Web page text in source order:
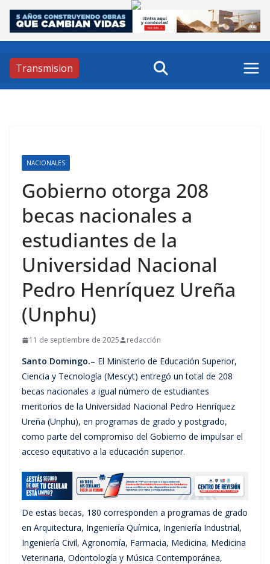
Skip
content
Transmision
NACIONALES
Gobierno otorga 208
becas nacionales a
estudiantes de la
Universidad Nacional
Pedro Henríquez Ureña
(Unphu)
11 de septiembre de 2025 redacción
Santo Domingo.– El Ministerio de Educación Superior,
Ciencia y Tecnología (Mescyt) entregó un total de 208
becas nacionales a igual número de estudiantes
meritorios de la Universidad Nacional Pedro Henríquez
Ureña (Unphu), en programas de grado y postgrado,
como parte del compromiso del Gobierno de impulsar el
acceso equitativo a la educación superior.
De estas becas, 180 corresponden a programas de grado
en Arquitectura, Ingeniería Química, Ingeniería Industrial,
Ingeniería Civil, Agronomía, Farmacia, Medicina, Medicina
Veterinaria, Odontología y Música Contemporánea,